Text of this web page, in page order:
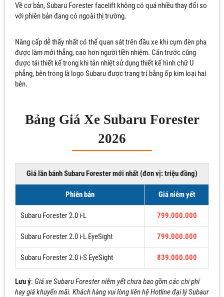
Về cơ bản, Subaru Forester facelift không có quá nhiều thay đổi so
với phiên bản đang có ngoài thị trường.
Nâng cấp dễ thấy nhất có thể quan sát trên đầu xe khi cụm đèn pha
được làm mới thẳng, cao hơn người tiền nhiệm. Cản trước cũng
được tái thiết kế trong khi tản nhiệt sử dụng thiết kế hình chữ U
phẳng, bên trong là logo Subaru được trang trí bằng ốp kim loại hai
bên.
Bảng Giá Xe Subaru Forester
2026
Giá lăn bánh Subaru Forester mới nhất (đơn vị: triệu đồng)
Phiên bản Giá niêm yết
Subaru Forester 2.0 i-L 799.000.000
Subaru Forester 2.0 i-L EyeSight 799.000.000
Subaru Forester 2.0 i-S EyeSight 839.000.000
Lưu ý: Giá xe Subaru Forester niêm yết chưa bao gồm các chi phí
hay giá khuyến mãi. Khách hàng vui lòng liên hệ Hotline đại lý Subaur